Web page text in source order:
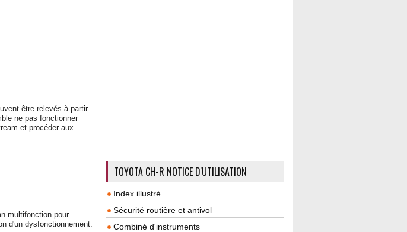
être relevés à partir
ne pas fonctionner
et procéder aux
multifonction pour
d'un dysfonctionnement.
TOYOTA CH-R NOTICE D'UTILISATION
Index illustré
Sécurité routière et antivol
Combiné d'instruments